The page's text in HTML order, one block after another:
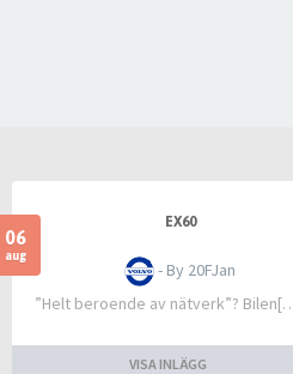
06
aug
EX60
- By 20FJan
”Helt beroende av nätverk”?
VISA INLÄGG